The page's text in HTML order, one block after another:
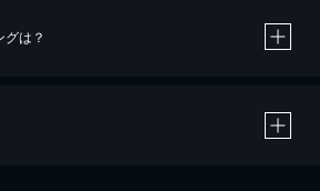
レジットカード決済による作品の購入 / レンタルです。
る作品の購入 / レンタルは、20％のポイント還元です。
は？